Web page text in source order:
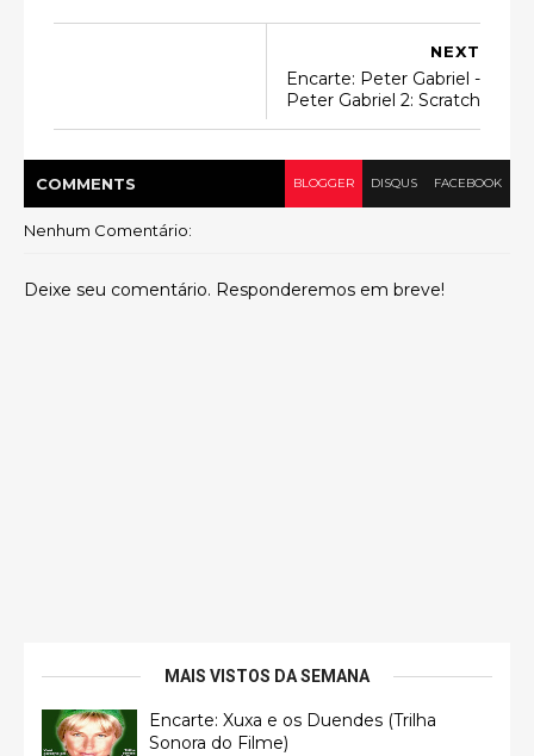
NEXT
Encarte: Peter Gabriel -
Peter Gabriel 2: Scratch
COMMENTS BLOGGER DISQUS FACEBOOK
Nenhum Comentário:
Deixe seu comentário. Responderemos em breve!
MAIS VISTOS DA SEMANA
Encarte: Xuxa e os Duendes (Trilha
Sonora do Filme)